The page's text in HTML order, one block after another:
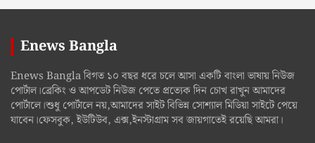
Enews Bangla
Enews Bangla বিগত ১০ বছর ধরে চলে আসা একটি বাংলা ভাষায় নিউজ
পোর্টাল।ব্রেকিং ও আপডেট নিউজ পেতে প্রত্যেক দিন চোখ রাখুন আমাদের
পোর্টালে।শুধু পোর্টালে নয়,আমাদের সাইট বিভিন্ন সোশ্যাল মিডিয়া সাইটে পেয়ে
যাবেন।ফেসবুক, ইউটিউব, এক্স,ইনস্টাগ্রাম সব জায়গাতেই রয়েছি আমরা।